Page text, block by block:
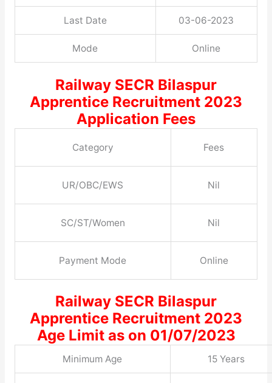
Last Date 03-06-2023
Mode Online
Railway SECR Bilaspur
Apprentice Recruitment 2023
Application Fees
Category Fees
UR/OBC/EWS Nil
SC/ST/Women Nil
Payment Mode Online
Railway SECR Bilaspur
Apprentice Recruitment 2023
Age Limit as on 01/07/2023
Minimum Age 15 Years